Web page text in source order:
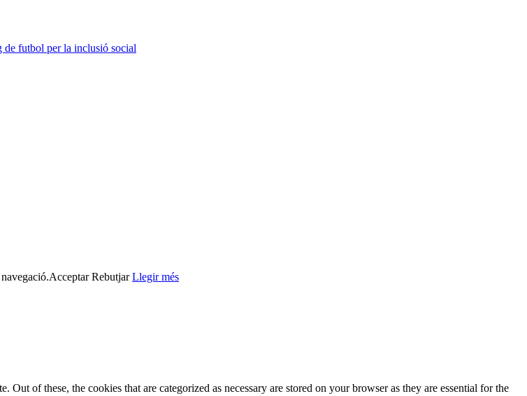
de futbol per la inclusió social
Acceptar Rebutjar Llegir més
of these, the cookies that are categorized as necessary are stored on your browser as they are essential for the